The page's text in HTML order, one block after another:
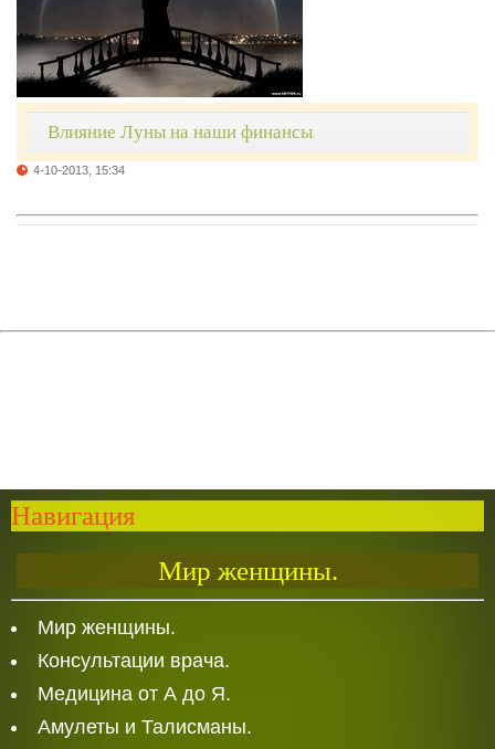
Влияние Луны на наши финансы
4-10-2013, 15:34
Навигация
Мир женщины.
Мир женщины.
Консультации врача.
Медицина от А до Я.
Амулеты и Талисманы.